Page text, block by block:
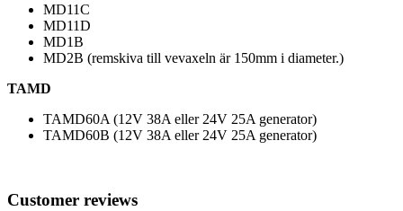
MD11C
MD11D
MD1B
MD2B (remskiva till vevaxeln är 150mm i diameter.)
TAMD
TAMD60A (12V 38A eller 24V 25A generator)
TAMD60B (12V 38A eller 24V 25A generator)
Customer reviews